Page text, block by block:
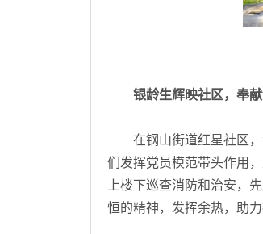
银龄生辉映社区，奉
在钢山街道红星社区，
们发挥党员模范带头作用
上楼下巡查消防和治安，
恒的精神，发挥余热，助力